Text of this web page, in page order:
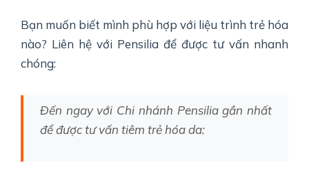
Bạn muốn biết mình phù hợp với liệu trình trẻ hóa
nào? Liên hệ với Pensilia để được tư vấn nhanh
chóng:
Đến ngay với Chi nhánh Pensilia gần nhất
để được tư vấn tiêm trẻ hóa da: